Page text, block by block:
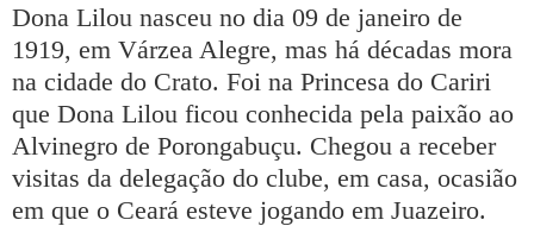
Dona Lilou nasceu no dia 09 de janeiro de
1919, em Várzea Alegre, mas há décadas mora
na cidade do Crato. Foi na Princesa do Cariri
que Dona Lilou ficou conhecida pela paixão ao
Alvinegro de Porongabuçu. Chegou a receber
visitas da delegação do clube, em casa, ocasião
em que o Ceará esteve jogando em Juazeiro.